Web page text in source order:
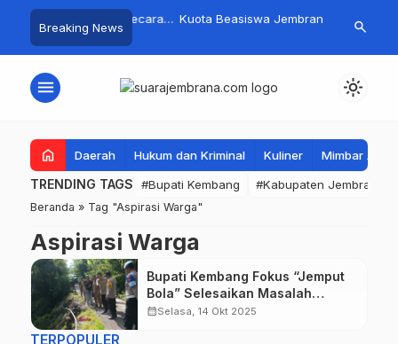
Breaking News
Kembang Beri
Warga Sri
Kuota Beasiswa Jembrana
Siapkan Upaya Penambahan di
Fantastis!
Jembrana
Juta
search
menu light_mode
home Daerah Hukum dan Kriminal Kuliner Mimbar
TRENDING TAGS #Bupati Kembang #Kabupaten Jembrana
Beranda » Tag "Aspirasi Warga"
Aspirasi Warga
Bupati Kembang Fokus “Jemput
Bola” Selesaikan Masalah
Infrastruktur dan Serap Aspirasi
calendar_monthSelasa, 14 Okt 2025
TERPOPULER